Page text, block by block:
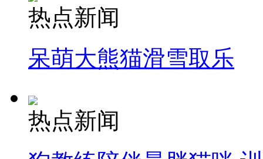
热点新闻
呆萌大熊猫滑雪取乐
热点新闻